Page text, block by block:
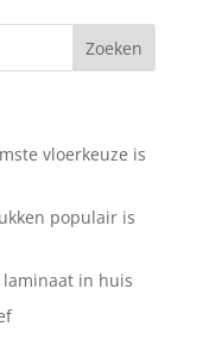
vloerkeuze is
populair is
in huis